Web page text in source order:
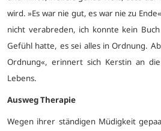
wird. »Es war nie gut, es war nie zu
nicht verabreden, ich konnte kein
Gefühl hatte, es sei alles in Ordnung.
Ordnung«, erinnert sich Kerstin an
Lebens.
Ausweg Therapie
Wegen ihrer ständigen Müdigkeit